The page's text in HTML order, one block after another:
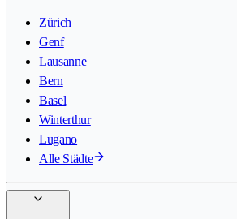
Zürich
Genf
Lausanne
Bern
Basel
Winterthur
Lugano
Alle Städte